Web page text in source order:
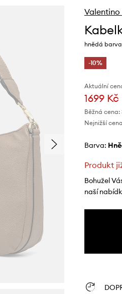
Valentino
hnědá
-10%
Aktuální
1699 Kč
Běžná cena:
Nejnižší
Barva:
Produkt
Bohužel
naší